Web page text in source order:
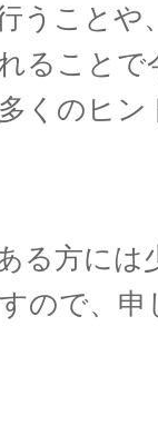
うことや
ること
くのヒ
る方には
ので、